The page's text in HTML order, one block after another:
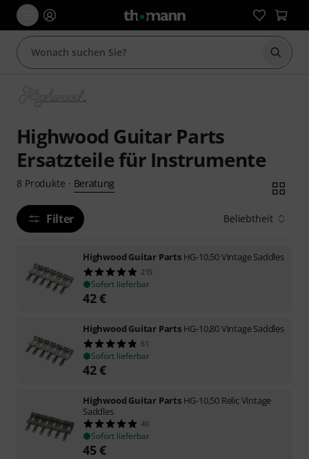
Suche
Highwood Guitar Parts
Ersatzteile für Instrumente
8 Produkte · Beratung
Filter Beliebtheit
Highwood Guitar Parts HG-10,50 Vintage Saddles
215
Sofort lieferbar
42€
Highwood Guitar Parts HG-10,80 Vintage Saddles
51
Sofort lieferbar
42€
Highwood Guitar Parts HG-10,50 Relic Vintage
Saddles
40
Sofort lieferbar
45€